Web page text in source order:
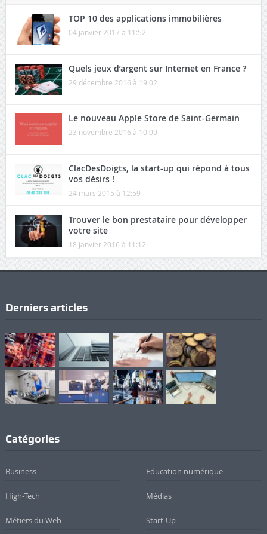
TOP 10 des applications immobilières
04 janvier 2017 à 11:52
Quels jeux d’argent sur Internet en France ?
29 décembre 2016 à 19:02
Le nouveau Apple Store de Saint-Germain
23 novembre 2016 à 10:09
ClacDesDoigts, la start-up qui répond à tous
vos désirs !
24 mars 2015 à 12:59
Trouver le bon prestataire pour développer
votre site
18 janvier 2016 à 11:12
Derniers articles
Catégories
Business Education numérique
High-Tech Médias
Métiers du Web Start-Up